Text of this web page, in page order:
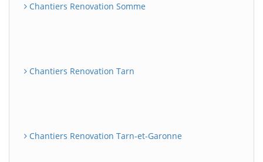
Chantiers Renovation Somme
Chantiers Renovation Tarn
Chantiers Renovation Tarn-et-Garonne